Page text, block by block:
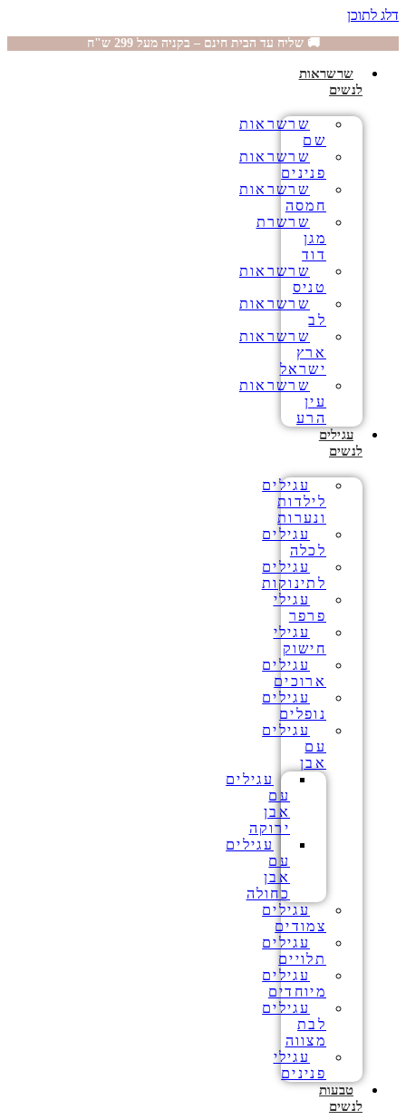
דלג לתוכן
🚚 שליח עד הבית חינם – בקניה מעל 299 ש"ח
שרשראות
לנשים
שרשראות
שם
שרשראות
פנינים
שרשראות
חמסה
שרשרת
מגן
דוד
שרשראות
טניס
שרשראות
לב
שרשראות
ארץ
ישראל
שרשראות
עין
הרע
עגילים
לנשים
עגילים
לילדות
ונערות
עגילים
לכלה
עגילים
לתינוקות
עגילי
פרפר
עגילי
חישוק
עגילים
ארוכים
עגילים
נופלים
עגילים
עם
אבן
עגילים
עם
אבן
ירוקה
עגילים
עם
אבן
כחולה
עגילים
צמודים
עגילים
תלויים
עגילים
מיוחדים
עגילים
לבת
מצווה
עגילי
פנינים
טבעות
לנשים